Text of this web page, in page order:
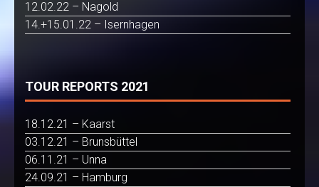
12.02.22 – Nagold
14.+15.01.22 – Isernhagen
TOUR REPORTS 2021
18.12.21 – Kaarst
03.12.21 – Brunsbüttel
06.11.21 – Unna
24.09.21 – Hamburg